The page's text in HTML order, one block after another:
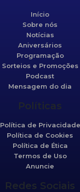
Início
Sobre nós
Notícias
Aniversários
Programação
Sorteios e Promoções
Podcast
Mensagem do dia
Políticas
Política de Privacidade
Política de Cookies
Política de Ética
Termos de Uso
Anuncie
Redes Sociais